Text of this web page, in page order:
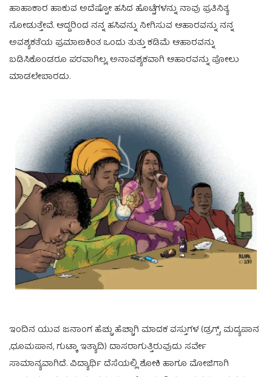
ಹಾಹಾಕಾರ ಹಾಕುವ ಅದೆಷ್ಟೋ ಹಸಿದ ಹೊಟ್ಟೆಗಳನ್ನು ನಾವು ಪ್ರತಿನಿತ್ಯ
ನೋಡುತ್ತೇವೆ. ಆದ್ದರಿಂದ ನನ್ನ ಹಸಿವನ್ನು ನೀಗಿಸುವ ಆಹಾರವನ್ನು ನನ್ನ
ಅವಶ್ಯಕತೆಯ ಪ್ರಮಾಣಕಿಂತ ಒಂದು ತುತ್ತು ಕಡಿಮೆ ಆಹಾರವನ್ನು
ಬಡಿಸಿಕೊಂಡರೂ ಪರವಾಗಿಲ್ಲ, ಅನಾವಶ್ಯಕವಾಗಿ ಆಹಾರವನ್ನು ಪೋಲು
ಮಾಡಲೇಬಾರದು.
ಇಂದಿನ ಯುವ ಜನಾಂಗ ಹೆಚ್ಚು ಹೆಚ್ಚಾಗಿ ಮಾದಕ ವಸ್ತುಗಳ (ಡ್ರಗ್ಸ್, ಮದ್ಯಪಾನ
,ಧೂಮಪಾನ, ಗುಟ್ಕಾ ಇತ್ಯಾದಿ) ದಾಸರಾಗುತ್ತಿರುವುದು ಸರ್ವೇ
ಸಾಮಾನ್ಯವಾಗಿದೆ. ವಿದ್ಯಾರ್ಥಿ ದೆಸೆಯಲ್ಲಿ ಶೋಕಿ ಹಾಗೂ ಮೋಜಿಗಾಗಿ